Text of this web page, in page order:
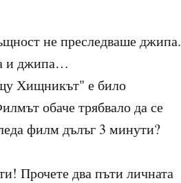
не преследваше джипа.
и джипа…
Хищникът" е било
обаче трябвало да се
филм дълъг 3 минути?
Прочете два пъти личната